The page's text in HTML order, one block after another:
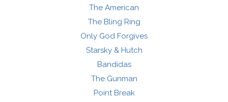
The American
The Bling Ring
Only God Forgives
Starsky & Hutch
Bandidas
The Gunman
Point Break